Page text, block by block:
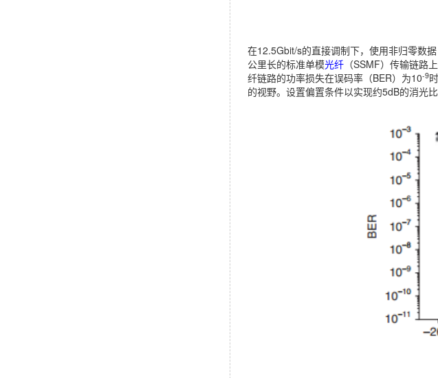
在12.5Gbit/s的直接调制下，使用非归零数
公里长的标准单模光纤 （SSMF）传输链路
纤链路的功率损失在误码率（BER）为10-9
的视野。设置偏置条件以实现约5dB的消光